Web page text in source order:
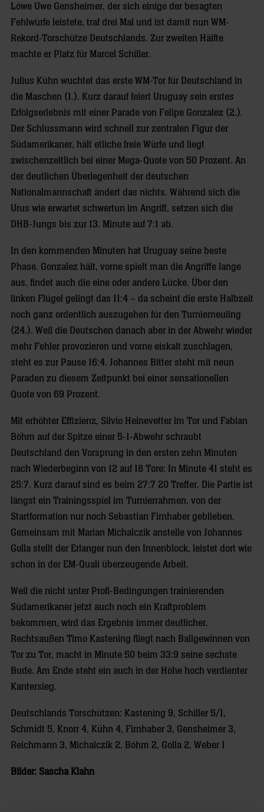
Löwe Uwe Gensheimer, der sich einige der besagten
Fehlwürfe leistete, traf drei Mal und ist damit nun WM-
Rekord-Torschütze Deutschlands. Zur zweiten Hälfte
machte er Platz für Marcel Schiller.
Julius Kühn wuchtet das erste WM-Tor für Deutschland in
die Maschen (1.). Kurz darauf feiert Uruguay sein erstes
Erfolgserlebnis mit einer Parade von Felipe Gonzalez (2.).
Der Schlussmann wird schnell zur zentralen Figur der
Südamerikaner, hält etliche freie Würfe und liegt
zwischenzeitlich bei einer Mega-Quote von 50 Prozent. An
der deutlichen Überlegenheit der deutschen
Nationalmannschaft ändert das nichts. Während sich die
Urus wie erwartet schwertun im Angriff, setzen sich die
DHB-Jungs bis zur 13. Minute auf 7:1 ab.
In den kommenden Minuten hat Uruguay seine beste
Phase. Gonzalez hält, vorne spielt man die Angriffe lange
aus, findet auch die eine oder andere Lücke. Über den
linken Flügel gelingt das 11:4 – da scheint die erste Halbzeit
noch ganz ordentlich auszugehen für den Turnierneuling
(24.). Weil die Deutschen danach aber in der Abwehr wieder
mehr Fehler provozieren und vorne eiskalt zuschlagen,
steht es zur Pause 16:4. Johannes Bitter steht mit neun
Paraden zu diesem Zeitpunkt bei einer sensationellen
Quote von 69 Prozent.
Mit erhöhter Effizienz, Silvio Heinevetter im Tor und Fabian
Böhm auf der Spitze einer 5-1-Abwehr schraubt
Deutschland den Vorsprung in den ersten zehn Minuten
nach Wiederbeginn von 12 auf 18 Tore: In Minute 41 steht es
25:7. Kurz darauf sind es beim 27:7 20 Treffer. Die Partie ist
längst ein Trainingsspiel im Turnierrahmen, von der
Startformation nur noch Sebastian Firnhaber geblieben.
Gemeinsam mit Marian Michalczik anstelle von Johannes
Golla stellt der Erlanger nun den Innenblock, leistet dort wie
schon in der EM-Quali überzeugende Arbeit.
Weil die nicht unter Profi-Bedingungen trainierenden
Südamerikaner jetzt auch noch ein Kraftproblem
bekommen, wird das Ergebnis immer deutlicher.
Rechtsaußen Timo Kastening fliegt nach Ballgewinnen von
Tor zu Tor, macht in Minute 50 beim 33:9 seine sechste
Bude. Am Ende steht ein auch in der Höhe hoch verdienter
Kantersieg.
Deutschlands Torschützen: Kastening 9, Schiller 5/1,
Schmidt 5, Knorr 4, Kühn 4, Firnhaber 3, Gensheimer 3,
Reichmann 3, Michalczik 2, Böhm 2, Golla 2, Weber 1
Bilder: Sascha Klahn